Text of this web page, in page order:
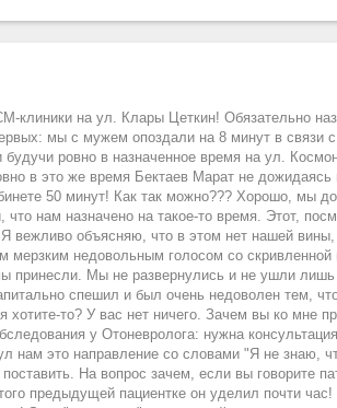
клиники на ул. Клары Цеткин! Обязательно
мы с мужем опоздали на 8 минут в связи
ровно в назначенное время на ул.
в это же время Бектаев Марат не дожидаясь
50 минут! Как так можно??? Хорошо, мы
нам назначено на такое-то время. Этот,
объясняю, что в этом нет нашей вины,
мерзким недовольным голосом со
принесли. Мы не развернулись и не ушли
спешил и был очень недоволен тем,
хотите-то? У вас нет ничего. Зачем вы ко
у Отоневролога: нужна
нам это направление со словами "Я не знаю,
На вопрос зачем, если вы говорите
предыдущей пациентке он уделил почти